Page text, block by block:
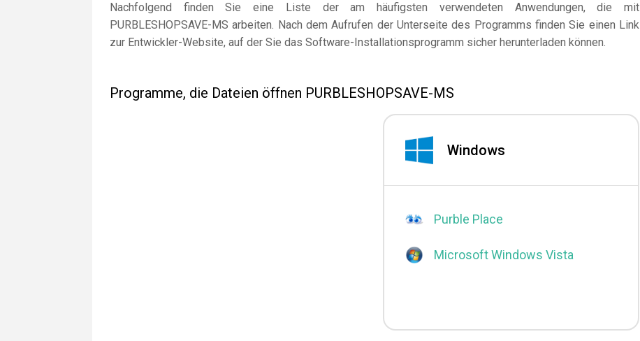
Nachfolgend finden Sie eine Liste der am häufigsten verwendeten Anwendungen, die mit
PURBLESHOPSAVE-MS arbeiten. Nach dem Aufrufen der Unterseite des Programms finden Sie einen Link
zur Entwickler-Website, auf der Sie das Software-Installationsprogramm sicher herunterladen können.
Programme, die Dateien öffnen PURBLESHOPSAVE-MS
Windows
Purble Place
Microsoft Windows Vista